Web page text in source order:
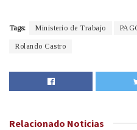
Tags: Ministerio de Trabajo
Rolando Castro
Relacionado Noticias